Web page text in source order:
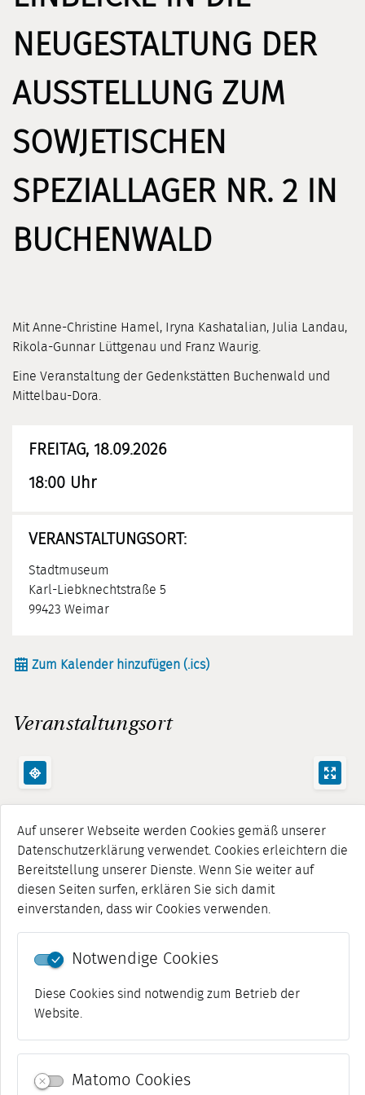
Auf unserer Webseite werden Cookies gemäß unserer
Datenschutzerklärung verwendet. Cookies erleichtern die
Bereitstellung unserer Dienste. Wenn Sie weiter auf
diesen Seiten surfen, erklären Sie sich damit
einverstanden, dass wir Cookies verwenden.
Notwendige Cookies
Diese Cookies sind notwendig zum Betrieb der
Website.
Matomo Cookies
NEUGESTALTUNG DER
AUSSTELLUNG ZUM
SOWJETISCHEN
SPEZIALLAGER NR. 2 IN
BUCHENWALD
Mit Anne-Christine Hamel, Iryna Kashatalian, Julia Landau,
Rikola-Gunnar Lüttgenau und Franz Waurig.
Eine Veranstaltung der Gedenkstätten Buchenwald und
Mittelbau-Dora.
FREITAG, 18.09.2026
18:00 Uhr
VERANSTALTUNGSORT:
Stadtmuseum
Karl-Liebknechtstraße 5
99423 Weimar
Zum Kalender hinzufügen (.ics)
Veranstaltungsort